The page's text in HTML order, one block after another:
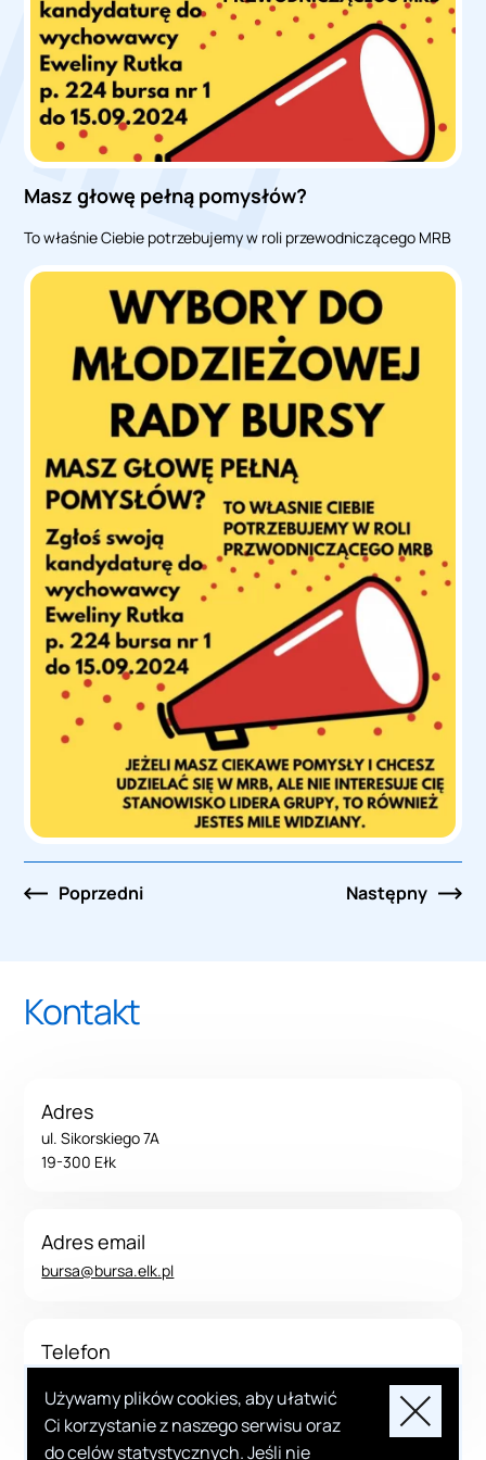
Używamy plików cookies, aby ułatwić
Ci korzystanie z naszego serwisu oraz
do celów statystycznych. Jeśli nie
akceptacja
Masz głowę pełną pomysłów?
To właśnie Ciebie potrzebujemy w roli przewodniczącego MRB
Nawigacja
Poprzedni Następny
Kontakt
Adres
ul. Sikorskiego 7A
19-300 Ełk
Adres email
bursa@bursa.elk.pl
Telefon